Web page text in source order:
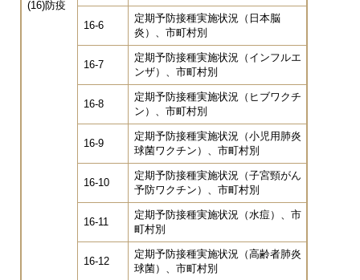
(16)防疫
16-6
定期予防接種実施状況（日本脳
炎）、市町村別
16-7
定期予防接種実施状況（インフルエ
ンザ）、市町村別
16-8
定期予防接種実施状況（ヒブワクチ
ン）、市町村別
16-9
定期予防接種実施状況（小児用肺炎
球菌ワクチン）、市町村別
16-10
定期予防接種実施状況（子宮頸がん
予防ワクチン）、市町村別
16-11
定期予防接種実施状況（水痘）、市
町村別
16-12
定期予防接種実施状況（高齢者肺炎
球菌）、市町村別